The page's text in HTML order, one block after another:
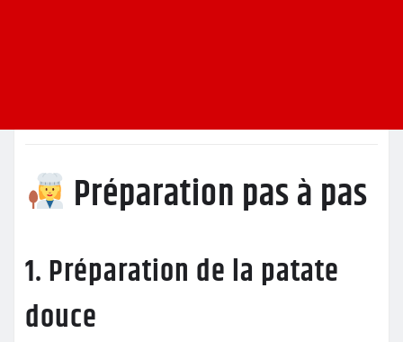
Préparation pas à pas
1. Préparation de la patate
douce